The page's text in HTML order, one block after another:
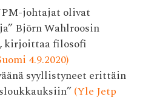
johtajat olivat
Björn Wahlroosin
kirjoittaa filosofi
4.9.2020)
syyllistyneet erittäin
(Yle Jetp